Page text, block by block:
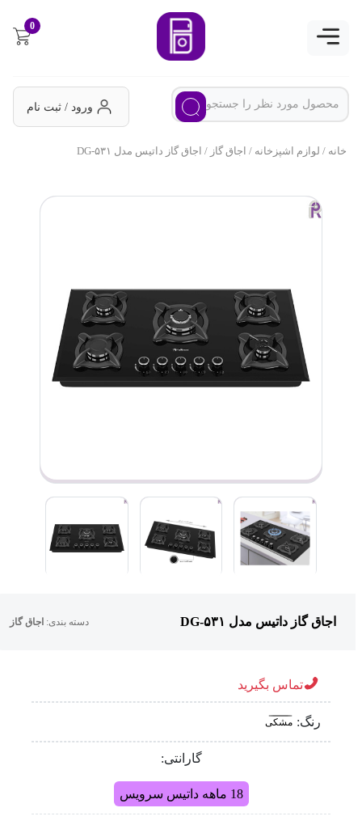
0
ورود / ثبت نام
خانه/ لوازم اشپزخانه/ اجاق گاز/ اجاق گاز داتیس مدل DG-۵۳۱
اجاق گاز داتیس مدل DG-۵۳۱ دسته بندی:اجاق گاز
تماس بگیرید
رنگ: مشکی
گارانتی:
18 ماهه داتیس سرویس